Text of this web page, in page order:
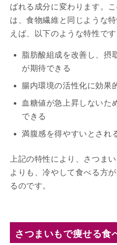
ばれる成分に変わります。
は、食物繊維と同じような
えば、以下のような特性です
脂肪酸組成を改善し、摂
が期待できる
腸内環境の活性化に効果
血糖値が急上昇しないた
できる
満腹感を得やすいとされ
上記の特性により、さつま
よりも、冷やして食べる方
るのです。
さつまいもで痩せる食